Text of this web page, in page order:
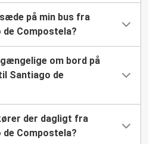
på min bus fra
Compostela?
om bord på
Santiago de
der dagligt fra
Compostela?